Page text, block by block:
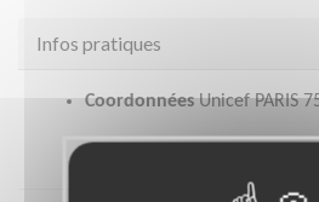
Infos pratiques
CoordonnéesUnicef PARIS